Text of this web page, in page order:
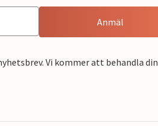
Anmäl
Vi kommer att behandla din